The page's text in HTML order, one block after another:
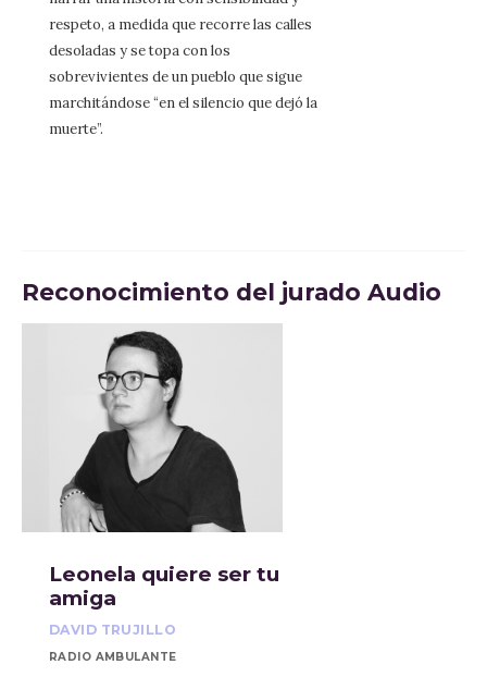
respeto, a medida que recorre las calles
desoladas y se topa con los
sobrevivientes de un pueblo que sigue
marchitándose “en el silencio que dejó la
muerte”.
Reconocimiento del jurado Audio
Leonela quiere ser tu
amiga
DAVID TRUJILLO
RADIO AMBULANTE